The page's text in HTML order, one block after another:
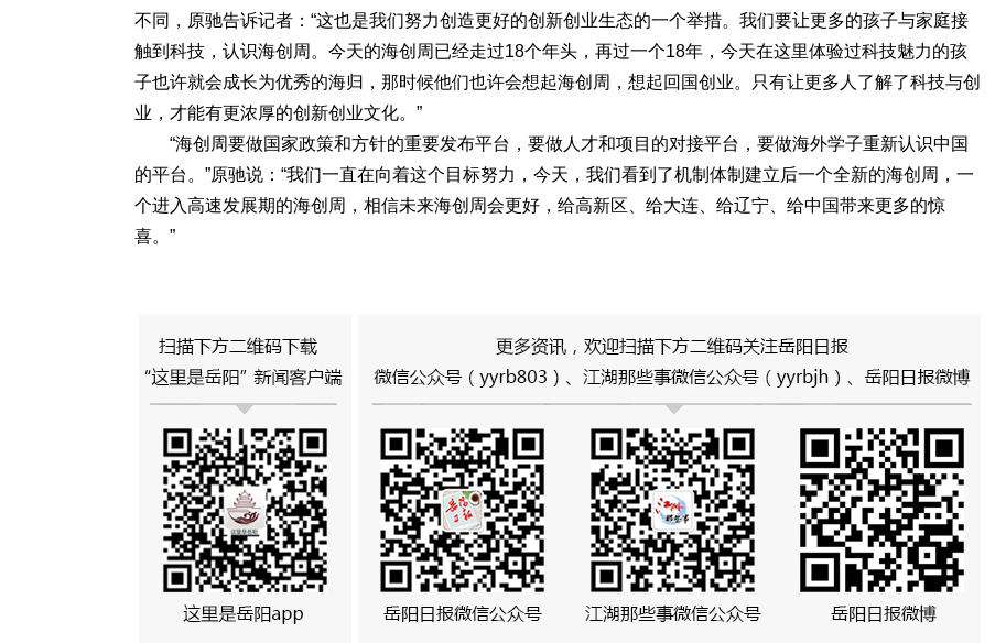
不同，原驰告诉记者：“这也是我们努力创造更好的创新创业生态的一个举措。我们要让更多的孩子与家庭接
触到科技，认识海创周。今天的海创周已经走过18个年头，再过一个18年，今天在这里体验过科技魅力的孩
子也许就会成长为优秀的海归，那时候他们也许会想起海创周，想起回国创业。只有让更多人了解了科技与创
业，才能有更浓厚的创新创业文化。”
“海创周要做国家政策和方针的重要发布平台，要做人才和项目的对接平台，要做海外学子重新认识中国
的平台。”原驰说：“我们一直在向着这个目标努力，今天，我们看到了机制体制建立后一个全新的海创周，一
个进入高速发展期的海创周，相信未来海创周会更好，给高新区、给大连、给辽宁、给中国带来更多的惊
喜。”